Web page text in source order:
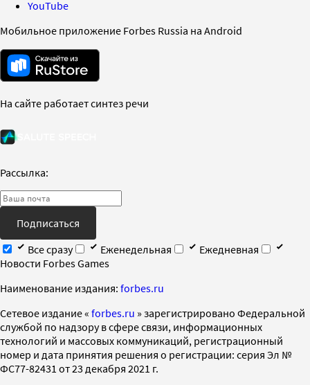
YouTube
Мобильное приложение Forbes Russia на Android
На сайте работает синтез речи
Рассылка:
Подписаться
Все сразу
Еженедельная
Ежедневная
Новости Forbes Games
Наименование издания: forbes.ru
Cетевое издание « forbes.ru » зарегистрировано Федеральной
службой по надзору в сфере связи, информационных
технологий и массовых коммуникаций, регистрационный
номер и дата принятия решения о регистрации: серия Эл №
ФС77-82431 от 23 декабря 2021 г.